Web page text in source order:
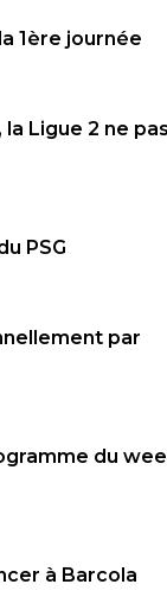
1ère journée
Ligue 2 ne
PSG
par
du
à Barcola